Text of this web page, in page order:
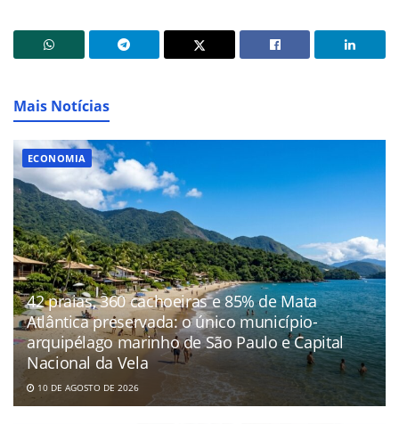
Mais Notícias
ECONOMIA
42 praias, 360 cachoeiras e 85% de Mata
Atlântica preservada: o único município-
arquipélago marinho de São Paulo e Capital
Nacional da Vela
10 DE AGOSTO DE 2026